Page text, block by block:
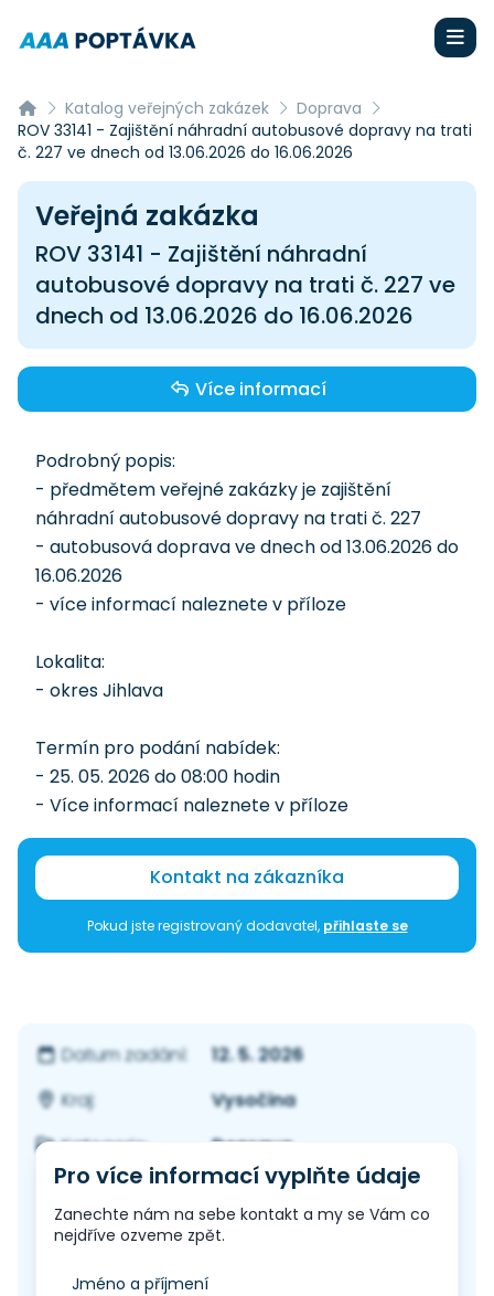
Katalog veřejných zakázek
Doprava
ROV 33141 - Zajištění náhradní autobusové dopravy na trati
č. 227 ve dnech od 13.06.2026 do 16.06.2026
Veřejná zakázka
ROV 33141 - Zajištění náhradní
autobusové dopravy na trati č. 227 ve
dnech od 13.06.2026 do 16.06.2026
Více informací
Podrobný popis:
- předmětem veřejné zakázky je zajištění
náhradní autobusové dopravy na trati č. 227
- autobusová doprava ve dnech od 13.06.2026 do
16.06.2026
- více informací naleznete v příloze
Lokalita:
- okres Jihlava
Termín pro podání nabídek:
- 25. 05. 2026 do 08:00 hodin
- Více informací naleznete v příloze
Kontakt na zákazníka
Pokud jste registrovaný dodavatel, přihlaste se
Datum zadání:
12. 5. 2026
Kraj:
Vysočina
Kategorie:
Doprava
Pro více informací vyplňte údaje
Zanechte nám na sebe kontakt a my se Vám co
nejdříve ozveme zpět.
Jméno a příjmení